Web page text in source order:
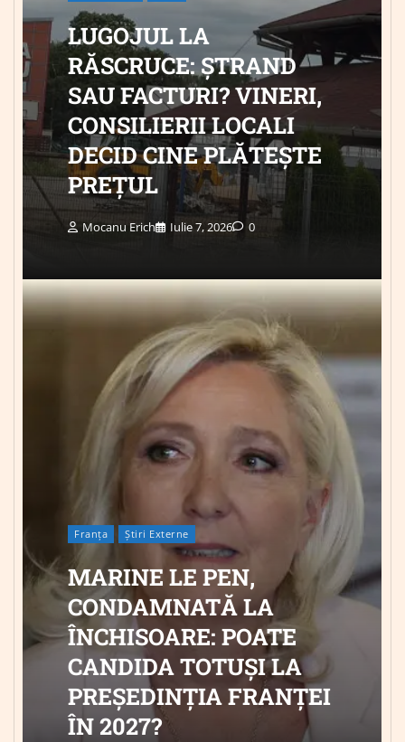
LUGOJUL LA
RĂSCRUCE: ȘTRAND
SAU FACTURI? VINERI,
CONSILIERII LOCALI
DECID CINE PLĂTEȘTE
PREȚUL
Mocanu Erich Iulie 7, 2026 0
Franța Știri Externe
MARINE LE PEN,
CONDAMNATĂ LA
ÎNCHISOARE: POATE
CANDIDA TOTUȘI LA
PREȘEDINȚIA FRANȚEI
ÎN 2027?